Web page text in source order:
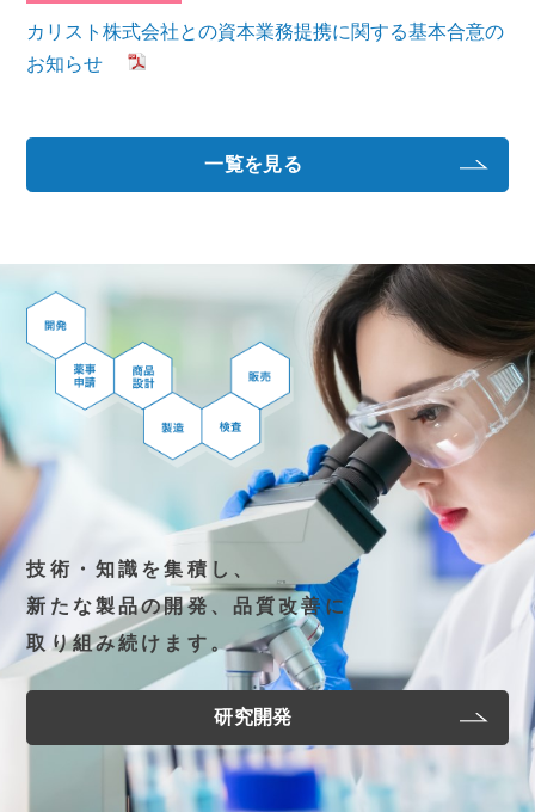
カリスト株式会社との資本業務提携に関する基本合意の
お知らせ
一覧を見る
技術・知識を集積し、
新たな製品の開発、品質改善に
取り組み続けます。
研究開発